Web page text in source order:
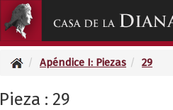
Apéndice I: Piezas 29
Pieza : 29